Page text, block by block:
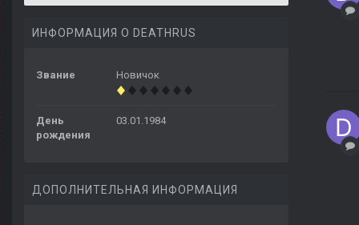
ИНФОРМАЦИЯ О DEATHRUS
Звание Новичок
День
рождения
03.01.1984
ДОПОЛНИТЕЛЬНАЯ ИНФОРМАЦИЯ